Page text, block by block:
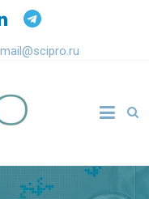
mail@scipro.ru